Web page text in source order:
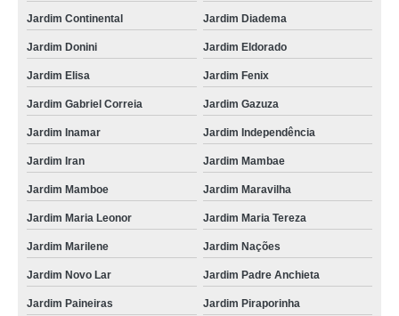
Jardim Continental Jardim Diadema
Jardim Donini Jardim Eldorado
Jardim Elisa Jardim Fenix
Jardim Gabriel Correia Jardim Gazuza
Jardim Inamar Jardim Independência
Jardim Iran Jardim Mambae
Jardim Mamboe Jardim Maravilha
Jardim Maria Leonor Jardim Maria Tereza
Jardim Marilene Jardim Nações
Jardim Novo Lar Jardim Padre Anchieta
Jardim Paineiras Jardim Piraporinha